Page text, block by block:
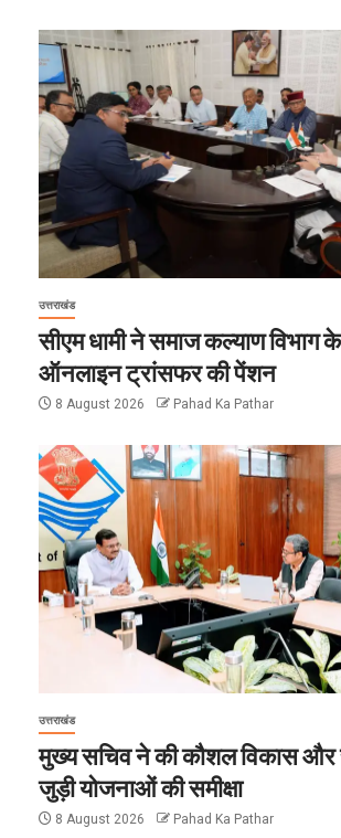
उत्तराखंड
सीएम धामी ने समाज कल्याण विभाग के
ऑनलाइन ट्रांसफर की पेंशन
8 August 2026 Pahad Ka Pathar
उत्तराखंड
मुख्य सचिव ने की कौशल विकास और
जुड़ी योजनाओं की समीक्षा
8 August 2026 Pahad Ka Pathar